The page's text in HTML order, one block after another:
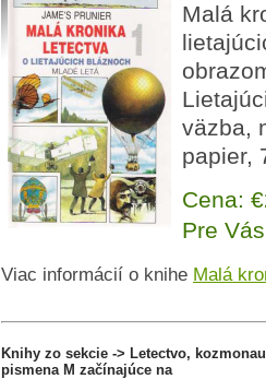
Malá
väzba,
papier,
Cena:
Pre
Viac informácií o knihe Malá
Knihy zo sekcie -> Letectvo,
pismena M začínajúce na